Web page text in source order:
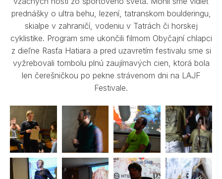
prednášky o ultra behu, lezení, tatranskom boulderingu,
skialpe v zahraničí, vodeniu v Tatrách či horskej
cyklistike. Program sme ukončili filmom Obyčajní chlapci
z dieľne Rasťa Hatiara a pred uzavretím festivalu sme si
vyžrebovali tombolu plnú zaujímavých cien, ktorá bola
len čerešničkou po pekne strávenom dni na LAJF
Festivale.